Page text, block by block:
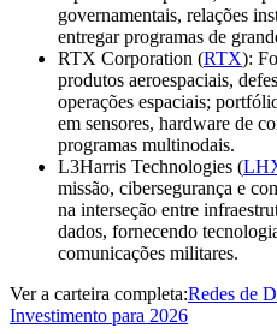
governamentais, relações
entregar programas de
RTX Corporation (RTX):
produtos aeroespaciais,
operações espaciais;
em sensores, hardware de
programas multinodais.
L3Harris Technologies (
missão, cibersegurança e
na interseção entre
dados, fornecendo
comunicações militares.
Ver a carteira completa:Redes de
Investimento para 2026